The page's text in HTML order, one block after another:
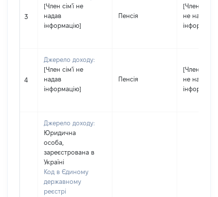
3
[Член сім'ї не
надав
інформацію]
Пенсія
[Член сім'ї
не надав
4
Джерело доходу:
[Член сім'ї не
надав
інформацію]
Пенсія
[Член сім'ї
не надав
Джерело доходу:
Юридична
особа,
зареєстрована в
Україні
Код в Єдиному
державному
реєстрі